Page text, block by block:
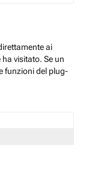
ai
visitato. Se un
funzioni del plug-